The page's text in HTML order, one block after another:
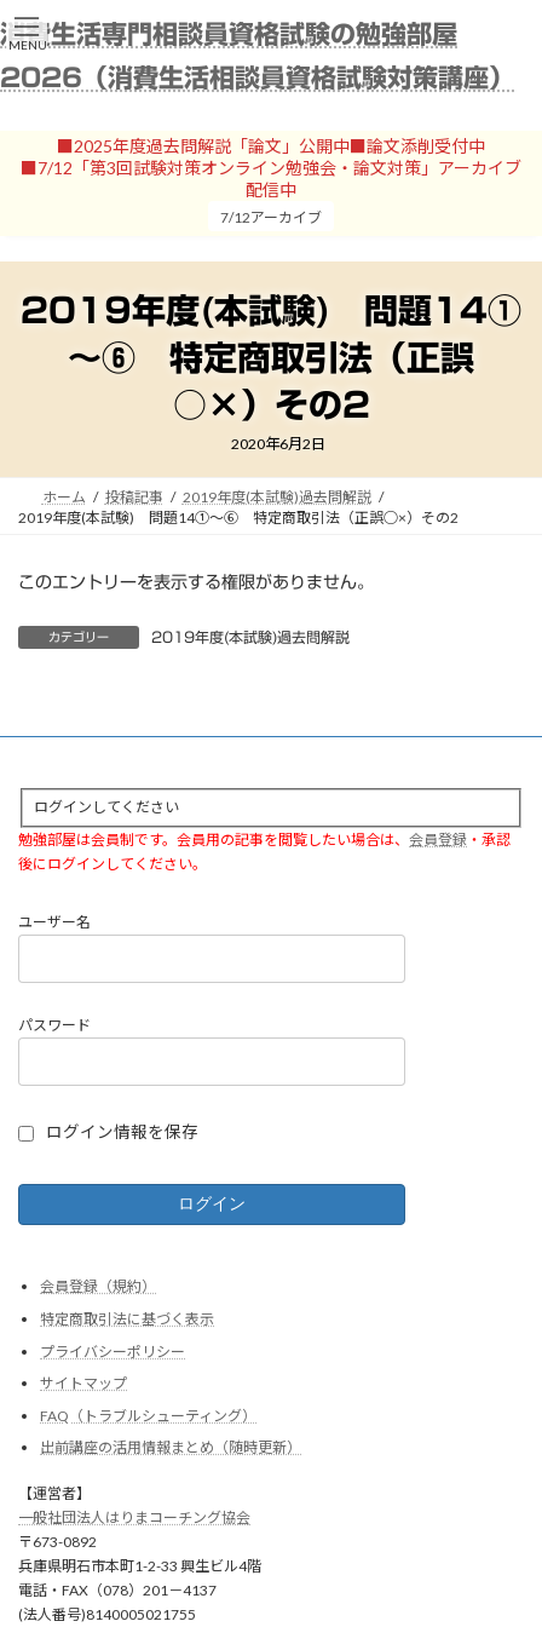
ン
ン
ビ
ー
消費生活専門相談員資格試験の勉強部屋
2026（消費生活相談員資格試験対策講座）
■2025年度過去問解説「論文」公開中■論文添削受付中
■7/12「第3回試験対策オンライン勉強会・論文対策」アーカイブ
配信中
7/12アーカイブ
2019年度(本試験) 問題14①
～⑥ 特定商取引法（正誤
○×）その2
2020年6月2日
ホーム 投稿記事
2019年度(本試験)過去問解説
2019年度(本試験) 問題14①～⑥ 特定商取引法（正誤○×）その2
このエントリーを表示する権限がありません。
カテゴリー 2019年度(本試験)過去問解説
ログインしてください
勉強部屋は会員制です。会員用の記事を閲覧したい場合は、 会員登録 ・承認
後にログインしてください。
ユーザー名
パスワード
ログイン情報を保存
会員登録（規約）
特定商取引法に基づく表示
プライバシーポリシー
サイトマップ
FAQ（トラブルシューティング）
出前講座の活用情報まとめ（随時更新）
【運営者】
一般社団法人はりまコーチング協会
〒673-0892
兵庫県明石市本町1-2-33 興生ビル4階
電話・FAX（078）201－4137
(法人番号)8140005021755
MENU